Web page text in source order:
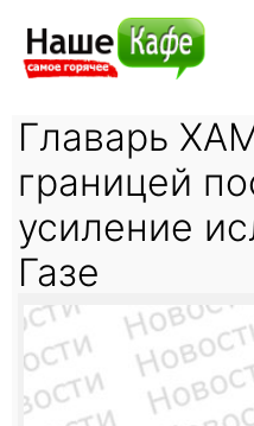
Главарь
границей
усиление
Газе